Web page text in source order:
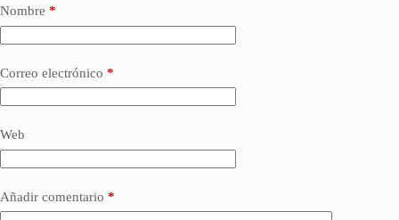
Nombre *
Correo electrónico *
Web
Añadir comentario *